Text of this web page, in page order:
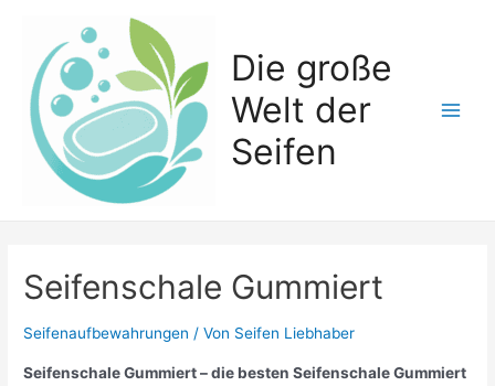
springen
Die große
Welt der
Seifen
Seifenschale Gummiert
Seifenaufbewahrungen / Von Seifen Liebhaber
Seifenschale Gummiert – die besten Seifenschale Gummiert